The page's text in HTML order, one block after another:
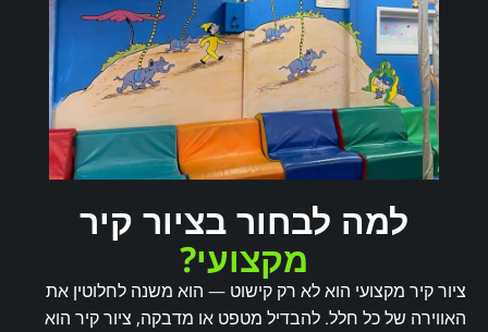
למה לבחור בציור קיר
מקצועי?
ציור קיר מקצועי הוא לא רק קישוט — הוא משנה לחלוטין את
האווירה של כל חלל. להבדיל מטפט או מדבקה, ציור קיר הוא